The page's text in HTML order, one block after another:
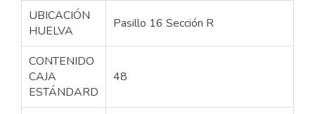
UBICACIÓN
HUELVA
Pasillo 16 Sección R
CONTENIDO
CAJA
ESTÁNDARD
48